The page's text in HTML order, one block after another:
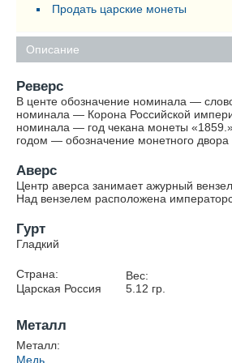
Продать царские монеты
Описание
Реверс
В центе обозначение номинала —
номинала — Корона Российской
номинала — год чекана монеты
годом — обозначение монетного
Аверс
Центр аверса занимает ажурный
Над вензелем расположена
Гурт
Гладкий
Страна:
Царская Россия
Вес:
5.12 гр.
Металл
Металл:
Медь